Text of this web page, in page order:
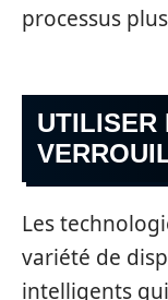
processus
UTILISER
Les
variété de
intelligents